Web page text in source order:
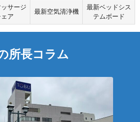
サージ
ア
最新空気清浄機
最新ベッドシス
テムボード
所長コラム